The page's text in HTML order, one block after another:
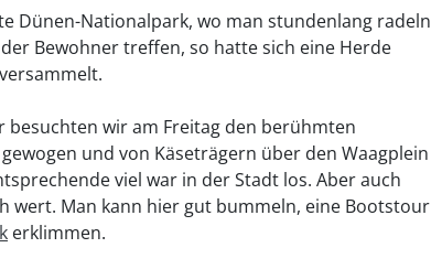
Dünen-Nationalpark, wo man stundenlang radeln
Bewohner treffen, so hatte sich eine Herde
besuchten wir am Freitag den berühmten
und von Käseträgern über den Waagplein
viel war in der Stadt los. Aber auch
wert. Man kann hier gut bummeln, eine Bootstour
erklimmen.